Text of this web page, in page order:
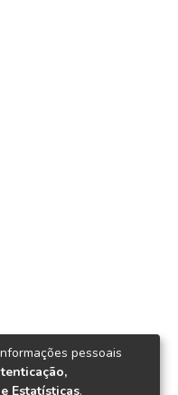
pessoais
Estatísticas.